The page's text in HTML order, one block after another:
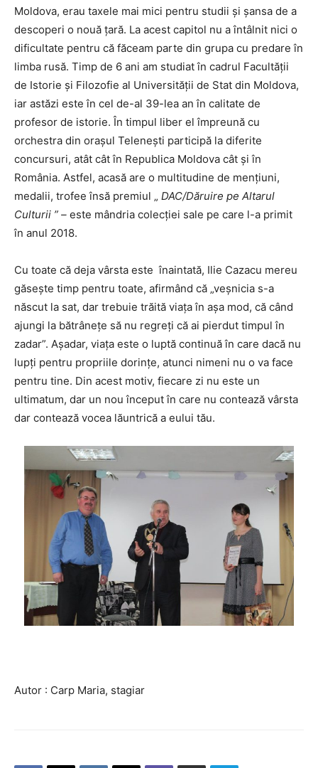
Moldova, erau taxele mai mici pentru studii și șansa de a
descoperi o nouă țară. La acest capitol nu a întâlnit nici o
dificultate pentru că făceam parte din grupa cu predare în
limba rusă. Timp de 6 ani am studiat în cadrul Facultății
de Istorie și Filozofie al Universității de Stat din Moldova,
iar astăzi este în cel de-al 39-lea an în calitate de
profesor de istorie. În timpul liber el împreună cu
orchestra din orașul Telenești participă la diferite
concursuri, atât cât în Republica Moldova cât și în
România. Astfel, acasă are o multitudine de mențiuni,
medalii, trofee însă premiul „ DAC/Dăruire pe Altarul
Culturii ” – este mândria colecției sale pe care l-a primit
în anul 2018.
Cu toate că deja vârsta este înaintată, Ilie Cazacu mereu
găsește timp pentru toate, afirmând că „veșnicia s-a
născut la sat, dar trebuie trăită viața în așa mod, că când
ajungi la bătrânețe să nu regreți că ai pierdut timpul în
zadar”. Așadar, viața este o luptă continuă în care dacă nu
lupți pentru propriile dorințe, atunci nimeni nu o va face
pentru tine. Din acest motiv, fiecare zi nu este un
ultimatum, dar un nou început în care nu contează vârsta
dar contează vocea lăuntrică a eului tău.
Autor : Carp Maria, stagiar